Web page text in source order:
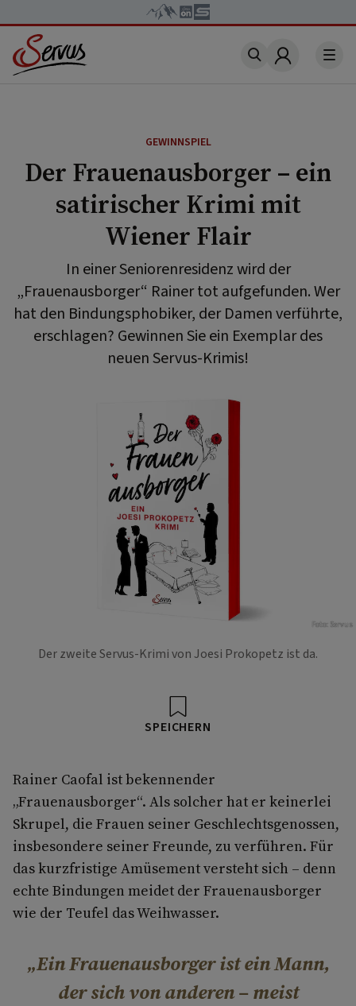
Account
GEWINNSPIEL
Der Frauenausborger – ein
satirischer Krimi mit
Wiener Flair
In einer Seniorenresidenz wird der
„Frauenausborger“ Rainer tot aufgefunden. Wer
hat den Bindungsphobiker, der Damen verführte,
erschlagen? Gewinnen Sie ein Exemplar des
neuen Servus-Krimis!
Foto: Servus
Der zweite Servus-Krimi von Joesi Prokopetz ist da.
SPEICHERN
Rainer Caofal ist bekennender
„Frauenausborger“. Als solcher hat er keinerlei
Skrupel, die Frauen seiner Geschlechtsgenossen,
insbesondere seiner Freunde, zu verführen. Für
das kurzfristige Amüsement versteht sich – denn
echte Bindungen meidet der Frauenausborger
wie der Teufel das Weihwasser.
Ein Frauenausborger ist ein Mann,
der sich von anderen – meist